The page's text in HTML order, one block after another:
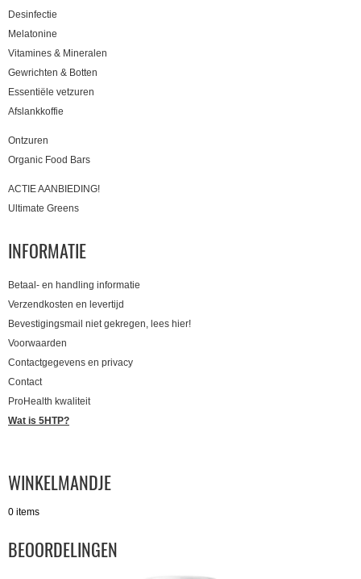
Desinfectie
Melatonine
Vitamines & Mineralen
Gewrichten & Botten
Essentiële vetzuren
Afslankkoffie
Ontzuren
Organic Food Bars
ACTIE AANBIEDING!
Ultimate Greens
INFORMATIE
Betaal- en handling informatie
Verzendkosten en levertijd
Bevestigingsmail niet gekregen, lees hier!
Voorwaarden
Contactgegevens en privacy
Contact
ProHealth kwaliteit
Wat is 5HTP?
WINKELMANDJE
0 items
BEOORDELINGEN